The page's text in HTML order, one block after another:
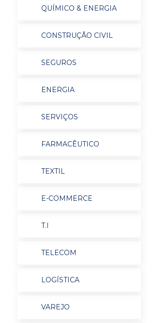
QUÍMICO & ENERGIA
CONSTRUÇÃO CIVIL
SEGUROS
ENERGIA
SERVIÇOS
FARMACÊUTICO
TEXTIL
E-COMMERCE
T.I
TELECOM
LOGÍSTICA
VAREJO